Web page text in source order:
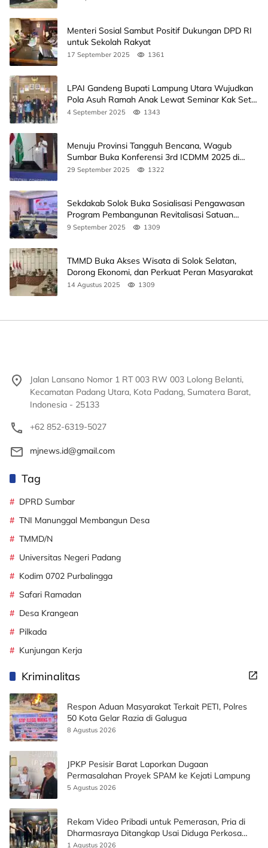
Menteri Sosial Sambut Positif Dukungan DPD RI
untuk Sekolah Rakyat
17 September 2025 1361
LPAI Gandeng Bupati Lampung Utara Wujudkan
Pola Asuh Ramah Anak Lewat Seminar Kak Seto,
Ini Jadwalnya
4 September 2025 1343
Menuju Provinsi Tangguh Bencana, Wagub
Sumbar Buka Konferensi 3rd ICDMM 2025 di
Unand
29 September 2025 1322
Sekdakab Solok Buka Sosialisasi Pengawasan
Program Pembangunan Revitalisasi Satuan
Pendidikan
9 September 2025 1309
TMMD Buka Akses Wisata di Solok Selatan,
Dorong Ekonomi, dan Perkuat Peran Masyarakat
14 Agustus 2025 1309
Jalan Lansano Nomor 1 RT 003 RW 003 Lolong Belanti,
Kecamatan Padang Utara, Kota Padang, Sumatera Barat,
Indonesia - 25133
+62 852-6319-5027
mjnews.id@gmail.com
Tag
DPRD Sumbar
TNI Manunggal Membangun Desa
TMMD/N
Universitas Negeri Padang
Kodim 0702 Purbalingga
Safari Ramadan
Desa Krangean
Pilkada
Kunjungan Kerja
Kriminalitas
Respon Aduan Masyarakat Terkait PETI, Polres
50 Kota Gelar Razia di Galugua
8 Agustus 2026
JPKP Pesisir Barat Laporkan Dugaan
Permasalahan Proyek SPAM ke Kejati Lampung
5 Agustus 2026
Rekam Video Pribadi untuk Pemerasan, Pria di
Dharmasraya Ditangkap Usai Diduga Perkosa
Korban
1 Agustus 2026